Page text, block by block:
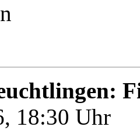
18:30 Uhr